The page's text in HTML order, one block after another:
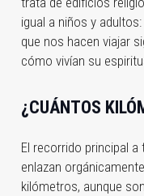
igual a niños y
que nos hacen viajar
cómo vivían su
¿CUÁNTOS
El recorrido principal
enlazan
kilómetros, aunque